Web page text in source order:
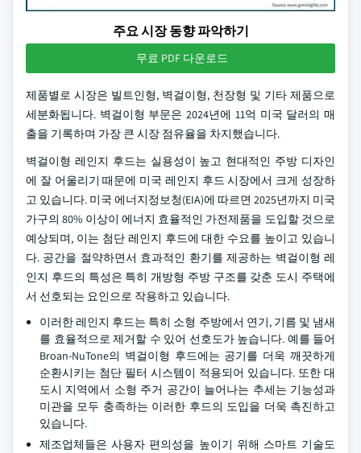
주요 시장 동향 파악하기
무료 PDF 다운로드
제품별로 시장은 빌트인형, 벽걸이형, 천장형 및 기타 제품으로
세분화됩니다. 벽걸이형 부문은 2024년에 11억 미국 달러의 매
출을 기록하며 가장 큰 시장 점유율을 차지했습니다.
벽걸이형 레인지 후드는 실용성이 높고 현대적인 주방 디자인
에 잘 어울리기 때문에 미국 레인지 후드 시장에서 크게 성장하
고 있습니다. 미국 에너지정보청(EIA)에 따르면 2025년까지 미국
가구의 80% 이상이 에너지 효율적인 가전제품을 도입할 것으로
예상되며, 이는 첨단 레인지 후드에 대한 수요를 높이고 있습니
다. 공간을 절약하면서 효과적인 환기를 제공하는 벽걸이형 레
인지 후드의 특성은 특히 개방형 주방 구조를 갖춘 도시 주택에
서 선호되는 요인으로 작용하고 있습니다.
이러한 레인지 후드는 특히 소형 주방에서 연기, 기름 및 냄새
를 효율적으로 제거할 수 있어 선호도가 높습니다. 예를 들어
Broan-NuTone의 벽걸이형 후드에는 공기를 더욱 깨끗하게
순환시키는 첨단 필터 시스템이 적용되어 있습니다. 또한 대
도시 지역에서 소형 주거 공간이 늘어나는 추세는 기능성과
미관을 모두 충족하는 이러한 후드의 도입을 더욱 촉진하고
있습니다.
제조업체들은 사용자 편의성을 높이기 위해 스마트 기술도